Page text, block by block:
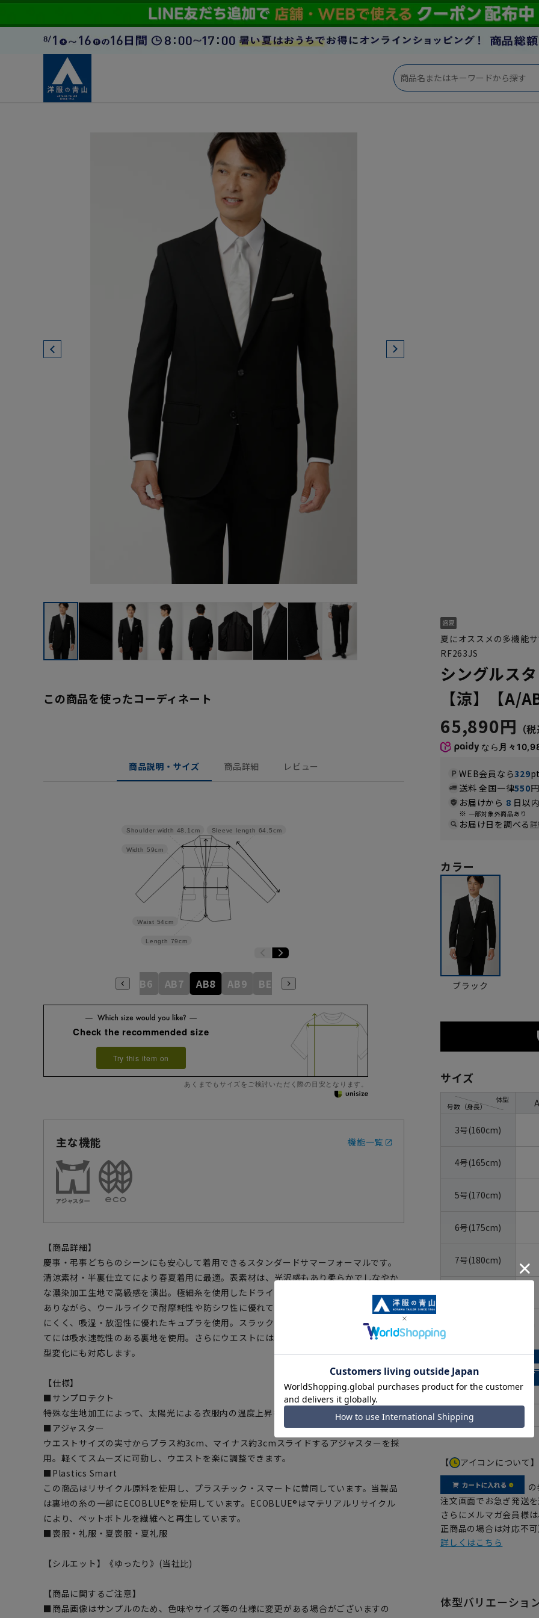
この商品を使ったコーディネート
商品説明・サイズ 商品詳細 レビュー
Sleeve length 64.5cm
Length 79cm
Waist 54cm
Width 59cm
Shoulder width 48.1cm
AB5 AB6 AB7 AB8 AB9 BE1 BE2 BE7 BE8
Check the recommended size
Try this item on
あくまでもサイズをご検討いただく際の目安となります。
主な機能 機能一覧
【商品詳細】
慶事・弔事どちらのシーンにも安心して着用できるスタンダードサマーフォーマルです。
清涼素材・半裏仕立てにより春夏着用に最適。表素材は、光沢感もあり柔らかでしなやか
な濃染加工生地で高級感を演出。極細糸を使用したドライタッチな夏物らしいシャリ感も
ありながら、ウールライクで耐摩耗性や防シワ性に優れています。袖裏には静電気が起き
にくく、吸湿・放湿性に優れたキュプラを使用。スラックスにはメッシュポケット、膝当
てには吸水速乾性のある裏地を使用。さらにウエストにはアジャスターを施し、多少の体
型変化にも対応します。
【仕様】
■サンプロテクト
特殊な生地加工によって、太陽光による衣服内の温度上昇を防ぎます。
■アジャスター
ウエストサイズの実寸からプラス約3cm、マイナス約3cmスライドするアジャスターを採
用。軽くてスムーズに可動し、ウエストを楽に調整できます。
■Plastics Smart
この商品はリサイクル原料を使用し、プラスチック・スマートに賛同しています。当製品
は裏地の糸の一部にECOBLUE®を使用しています。ECOBLUE®はマテリアルリサイクル
により、ペットボトルを繊維へと再生しています。
■喪服・礼服・夏喪服・夏礼服
【シルエット】《ゆったり》(当社比)
【商品に関するご注意】
■商品画像はサンプルのため、色味やサイズ等の仕様に変更がある場合がございますの
夏にオススメの多機能
RF263JS
シングルス
【涼】【A/
65,890円
なら 月々
WEB会員なら329
送料 全国一律550
お届けから 8 日以
一部対象外商品あり
お届け日を調べる詳
カラー
ブラック
サイズ
号数（身長）
体型
3号(160cm)
4号(165cm)
5号(170cm)
6号(175cm)
7号(180cm)
【 アイコンについて】
の
注文画面でお急ぎ発送を
さらにメルマガ会員様
正商品の場合は対応不可
詳しくはこちら
体型バリエーショ